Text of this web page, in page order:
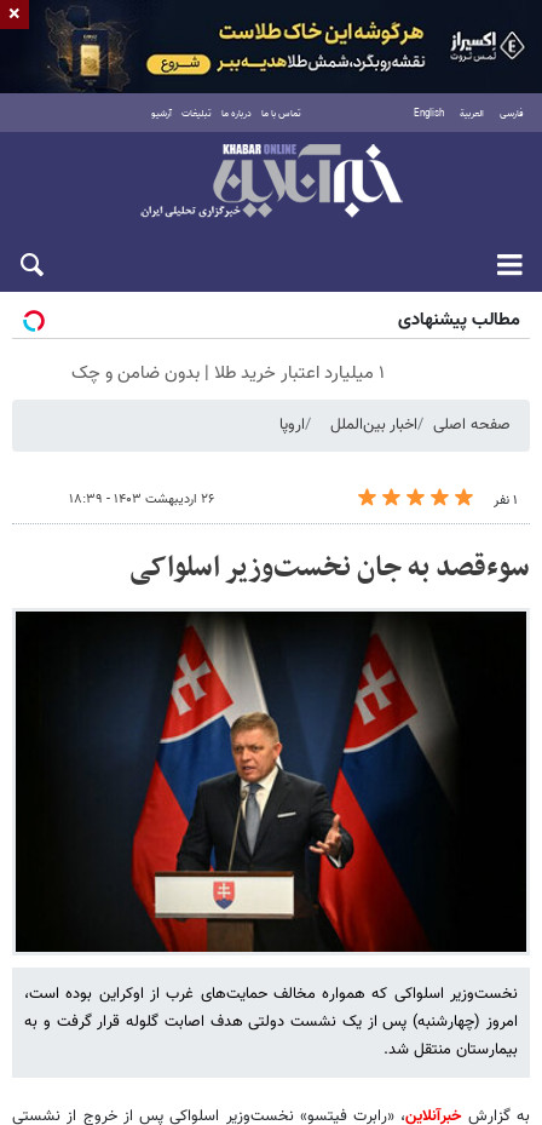
فارسی العربية English تماس با ما درباره ما تبلیغات آرشیو
جمعه ۱۶ مرداد ۱۴۰۵
مطالب پیشنهادی
۱ میلیارد اعتبار خرید طلا | بدون ضامن و چک
صفحه اصلی اخبار بین‌الملل اروپا
۱ نفر ۲۶ اردیبهشت ۱۴۰۳ - ۱۸:۳۹
سوءقصد به جان نخست‌وزیر اسلواکی
نخست‌وزیر اسلواکی که همواره مخالف حمایت‌های غرب از اوکراین بوده است،
امروز (چهارشنبه) پس از یک نشست دولتی هدف اصابت گلوله قرار گرفت و به
بیمارستان منتقل شد.
به گزارشخبرآنلاین، «رابرت فیتسو» نخست‌وزیر اسلواکی پس از خروج از نشستی
×